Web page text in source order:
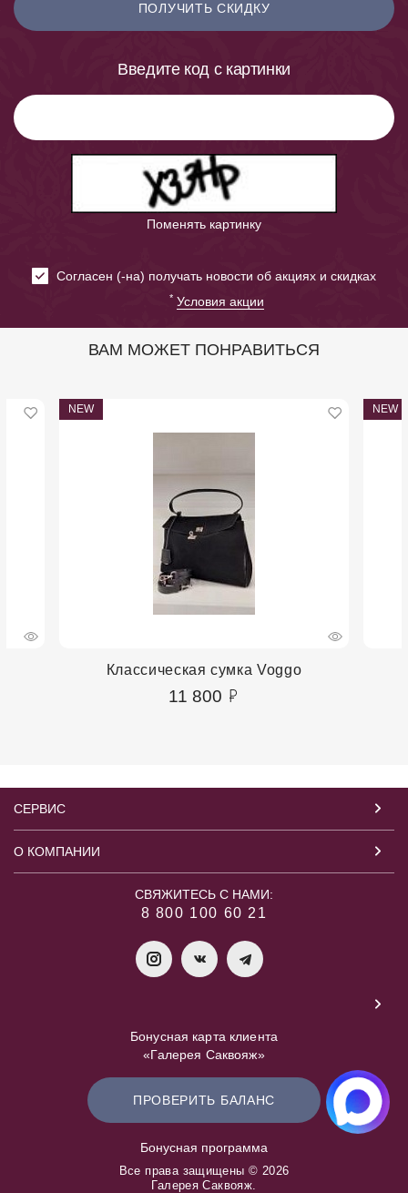
ПОЛУЧИТЬ СКИДКУ
Введите код с картинки
Поменять картинку
Cогласен (-на) получать новости об акциях и скидках
* Условия акции
ВАМ МОЖЕТ ПОНРАВИТЬСЯ
NEW
Классическая сумка Voggo
11 800
NEW
СЕРВИС
О КОМПАНИИ
СВЯЖИТЕСЬ С НАМИ:
8 800 100 60 21
Бонусная карта клиента
«Галерея Саквояж»
ПРОВЕРИТЬ БАЛАНС
Бонусная программа
Все права защищены © 2026
Галерея Саквояж.